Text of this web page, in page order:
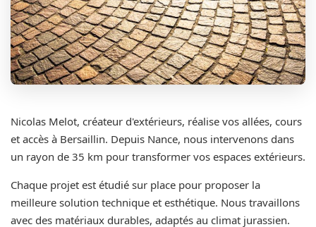
Nicolas Melot, créateur d'extérieurs, réalise vos allées, cours
et accès à Bersaillin. Depuis Nance, nous intervenons dans
un rayon de 35 km pour transformer vos espaces extérieurs.
Chaque projet est étudié sur place pour proposer la
meilleure solution technique et esthétique. Nous travaillons
avec des matériaux durables, adaptés au climat jurassien.